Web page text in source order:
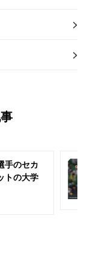
手のセカ
トの大学